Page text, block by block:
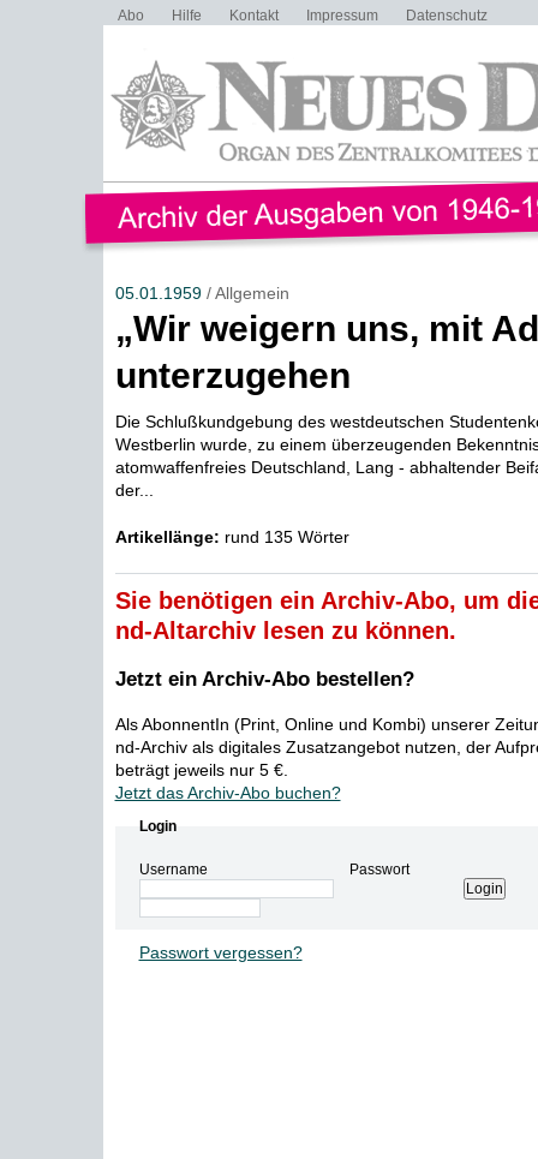
Abo Hilfe Kontakt Impressum Datenschutz
05.01.1959/ Allgemein
„Wir weigern uns, mit
unterzugehen
Die Schlußkundgebung des westdeutschen
Westberlin wurde, zu einem überzeugenden
atomwaffenfreies Deutschland, Lang - abhaltender
der...
Artikellänge: rund 135 Wörter
Sie benötigen ein Archiv-Abo, um
nd-Altarchiv lesen zu können.
Jetzt ein Archiv-Abo bestellen?
Als AbonnentIn (Print, Online und Kombi) unserer
nd-Archiv als digitales Zusatzangebot nutzen, der
beträgt jeweils nur 5 €.
Jetzt das Archiv-Abo buchen?
Login
Username Passwort
Passwort vergessen?